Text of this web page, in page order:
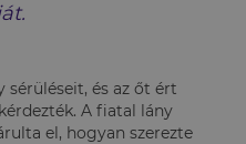
sérüléseit, és az őt ért
A fiatal lány
el, hogyan szerezte